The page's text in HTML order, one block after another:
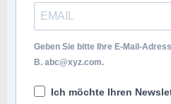
Geben Sie bitte Ihre E-Mail-
B. abc@xyz.com.
Ich möchte Ihren